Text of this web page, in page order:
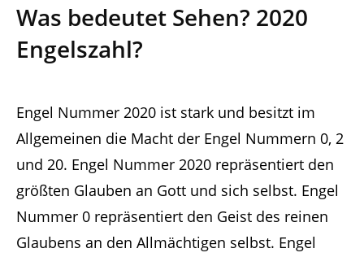
Was bedeutet Sehen? 2020
Engelszahl?
Engel Nummer 2020 ist stark und besitzt im
Allgemeinen die Macht der Engel Nummern 0, 2
und 20. Engel Nummer 2020 repräsentiert den
größten Glauben an Gott und sich selbst. Engel
Nummer 0 repräsentiert den Geist des reinen
Glaubens an den Allmächtigen selbst. Engel